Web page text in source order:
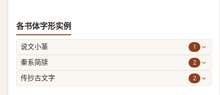
各书体字形实例
说文小篆 1
秦系简牍 2
传抄古文字 2